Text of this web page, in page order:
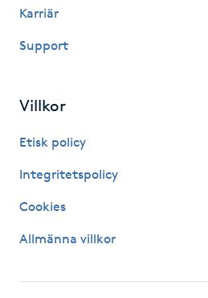
Yin Yoga
Yoga Nidra
Yogamassage
Karriär
Support
Villkor
Etisk policy
Integritetspolicy
Cookies
Allmänna villkor